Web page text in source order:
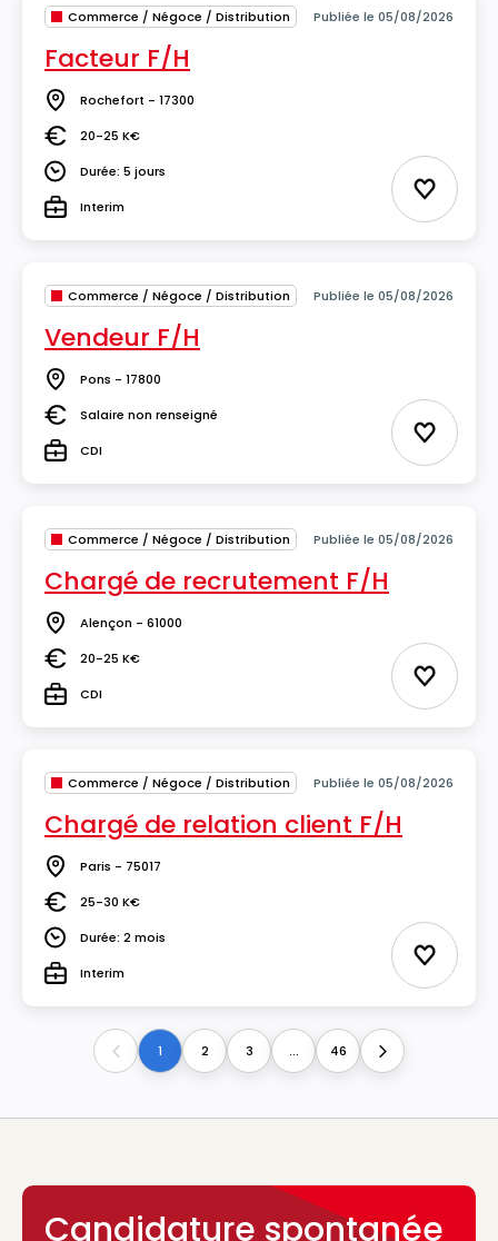
Commerce / Négoce / Distribution Publiée le 05/08/2026
Facteur F/H
Lieu Rochefort - 17300
Salaire20-25 K€
DuréeDurée: 5 jours
TypeInterim Ajouter
Commerce / Négoce / Distribution Publiée le 05/08/2026
Vendeur F/H
Lieu Pons - 17800
SalaireSalaire non renseigné
TypeCDI Ajouter
Commerce / Négoce / Distribution Publiée le 05/08/2026
Chargé de recrutement F/H
Lieu Alençon - 61000
Salaire20-25 K€
TypeCDI Ajouter
Commerce / Négoce / Distribution Publiée le 05/08/2026
Chargé de relation client F/H
Lieu Paris - 75017
Salaire25-30 K€
DuréeDurée: 2 mois
TypeInterim Ajouter
Previous1 2 3 ... 46 Next
Candidature spontanée